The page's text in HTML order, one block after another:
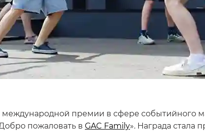
международной премии в сфере событийного
пожаловать в GAC Family». Награда стала